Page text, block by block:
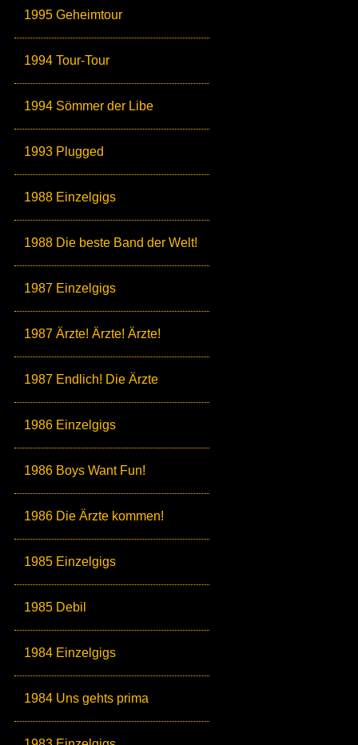
1995 Geheimtour
1994 Tour-Tour
1994 Sömmer der Libe
1993 Plugged
1988 Einzelgigs
1988 Die beste Band der Welt!
1987 Einzelgigs
1987 Ärzte! Ärzte! Ärzte!
1987 Endlich! Die Ärzte
1986 Einzelgigs
1986 Boys Want Fun!
1986 Die Ärzte kommen!
1985 Einzelgigs
1985 Debil
1984 Einzelgigs
1984 Uns gehts prima